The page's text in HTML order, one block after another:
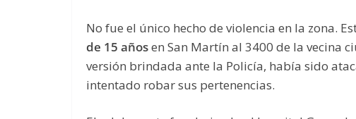
No fue el único hecho de violencia en la zona.
de 15 añosen San Martín al 3400 de la vecina
versión brindada ante la Policía, había sido
intentado robar sus pertenencias.